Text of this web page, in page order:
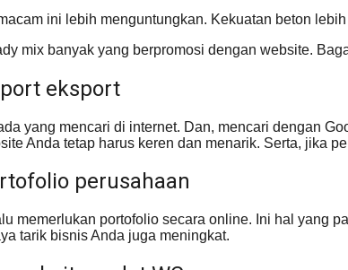
ini lebih menguntungkan. Kekuatan beton
mix banyak yang berpromosi dengan website.
eksport
yang mencari di internet. Dan, mencari dengan
Anda tetap harus keren dan menarik. Serta, jika
perusahaan
memerlukan portofolio secara online. Ini hal yang
tarik bisnis Anda juga meningkat.